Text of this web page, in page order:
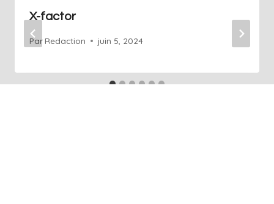
X-factor
Par Redaction juin 5, 2024